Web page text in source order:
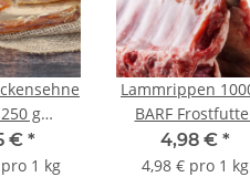
g
€ *
1 kg
Lammrippen
BARF
4,98 € *
4,98 € pro 1 kg